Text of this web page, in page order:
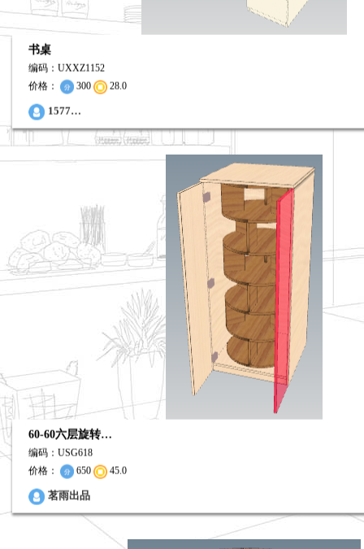
书桌
编码：UXXZ1152
价格：
300 28.0
1577…
60-60六层旋转…
编码：USG618
价格：
650 45.0
茗雨出品